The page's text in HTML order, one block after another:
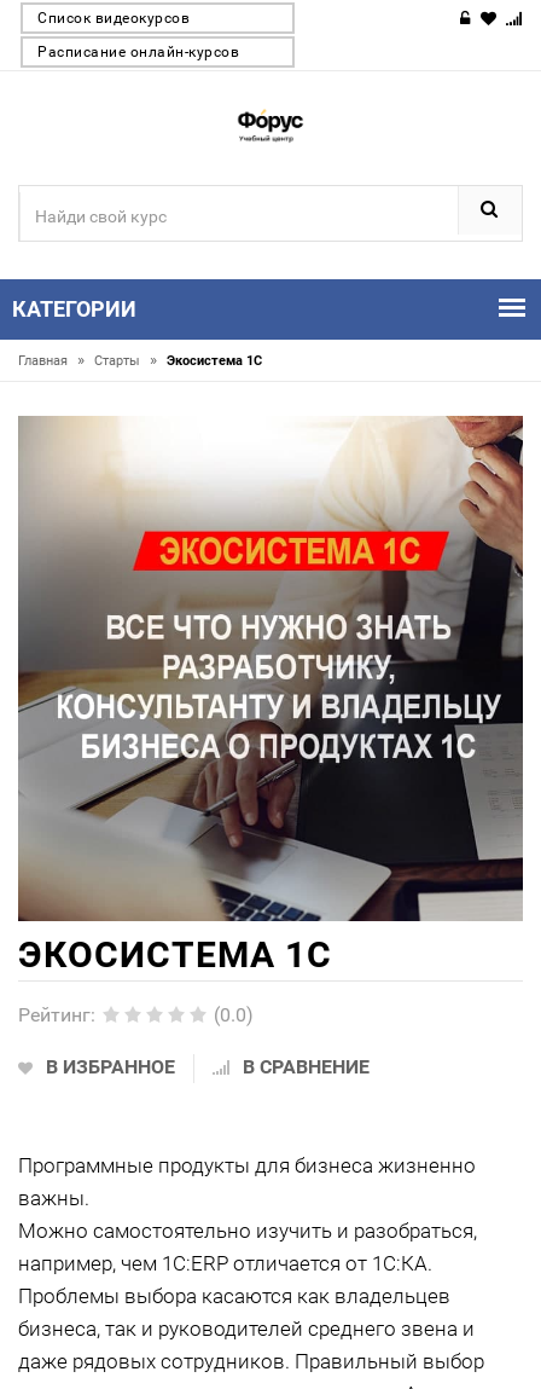
Список видеокурсов
Расписание онлайн-курсов
КАТЕГОРИИ
Главная » Старты » Экосистема 1С
ЭКОСИСТЕМА 1С
Рейтинг: (0.0)
В ИЗБРАННОЕ В СРАВНЕНИЕ
Программные продукты для бизнеса жизненно
важны.
Можно самостоятельно изучить и разобраться,
например, чем 1С:ERP отличается от 1С:КА.
Проблемы выбора касаются как владельцев
бизнеса, так и руководителей среднего звена и
даже рядовых сотрудников. Правильный выбор